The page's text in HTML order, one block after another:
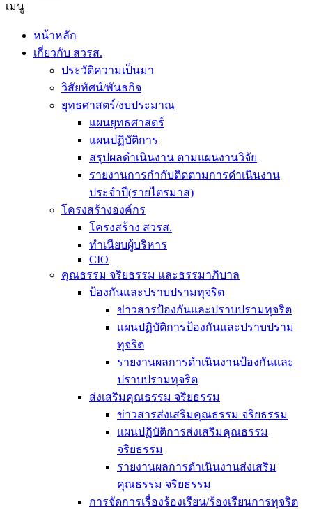
เมนู
หน้าหลัก
เกี่ยวกับ สวรส.
ประวัติความเป็นมา
วิสัยทัศน์/พันธกิจ
ยุทธศาสตร์/งบประมาณ
แผนยุทธศาสตร์
แผนปฏิบัติการ
สรุปผลดำเนินงาน ตามแผนงานวิจัย
รายงานการกำกับติดตามการดำเนินงาน
ประจำปี(รายไตรมาส)
โครงสร้างองค์กร
โครงสร้าง สวรส.
ทำเนียบผู้บริหาร
CIO
คุณธรรม จริยธรรม และธรรมาภิบาล
ป้องกันและปราบปรามทุจริต
ข่าวสารป้องกันและปราบปรามทุจริต
แผนปฏิบัติการป้องกันและปราบปราม
ทุจริต
รายงานผลการดำเนินงานป้องกันและ
ปราบปรามทุจริต
ส่งเสริมคุณธรรม จริยธรรม
ข่าวสารส่งเสริมคุณธรรม จริยธรรม
แผนปฏิบัติการส่งเสริมคุณธรรม
จริยธรรม
รายงานผลการดำเนินงานส่งเสริม
คุณธรรม จริยธรรม
การจัดการเรื่องร้องเรียน/ร้องเรียนการทุจริต